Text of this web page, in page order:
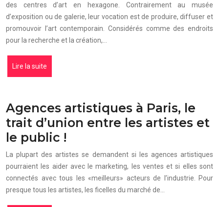
des centres d’art en hexagone. Contrairement au musée
d’exposition ou de galerie, leur vocation est de produire, diffuser et
promouvoir l’art contemporain. Considérés comme des endroits
pour la recherche et la création,…
Lire la suite
Agences artistiques à Paris, le
trait d’union entre les artistes et
le public !
La plupart des artistes se demandent si les agences artistiques
pourraient les aider avec le marketing, les ventes et si elles sont
connectés avec tous les «meilleurs» acteurs de l’industrie. Pour
presque tous les artistes, les ficelles du marché de…